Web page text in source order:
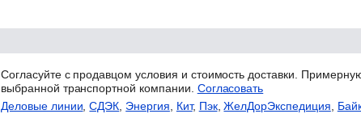
Согласуйте с продавцом условия и стоимость доставки.
выбранной транспортной компании. Согласовать
Деловые линии ,СДЭК Энергия Кит, Пэк,ЖелДорЭкспедиция